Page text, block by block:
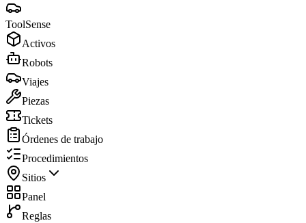
ToolSense
Activos
Robots
Viajes
Piezas
Tickets
Órdenes de trabajo
Procedimientos
Sitios
Panel
Reglas